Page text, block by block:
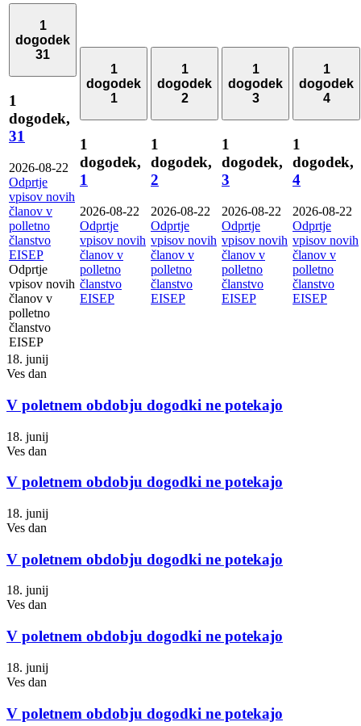
1
dogodek
31
1
dogodek,
31
2026-08-22
Odprtje
vpisov novih
članov v
polletno
članstvo
EISEP
Odprtje
vpisov novih
članov v
polletno
članstvo
EISEP
1
dogodek
1
1
dogodek,
1
2026-08-22
Odprtje
vpisov novih
članov v
polletno
članstvo
EISEP
1
dogodek
2
1
dogodek,
2
2026-08-22
Odprtje
vpisov novih
članov v
polletno
članstvo
EISEP
1
dogodek
3
1
dogodek,
3
2026-08-22
Odprtje
vpisov novih
članov v
polletno
članstvo
EISEP
1
dogodek
4
1
dogodek,
4
2026-08-22
Odprtje
vpisov novih
članov v
polletno
članstvo
EISEP
18. junij
Ves dan
V poletnem obdobju dogodki ne potekajo
18. junij
Ves dan
V poletnem obdobju dogodki ne potekajo
18. junij
Ves dan
V poletnem obdobju dogodki ne potekajo
18. junij
Ves dan
V poletnem obdobju dogodki ne potekajo
18. junij
Ves dan
V poletnem obdobju dogodki ne potekajo